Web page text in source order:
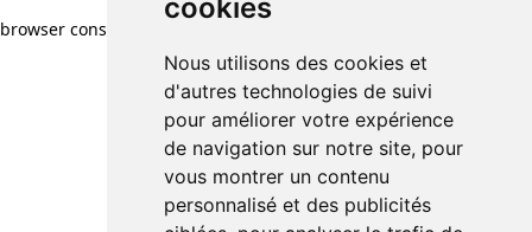
cookies
Nous utilisons des cookies et
d'autres technologies de suivi
pour améliorer votre expérience
de navigation sur notre site, pour
vous montrer un contenu
personnalisé et des publicités
cookies
Nous utilisons des cookies et
d'autres technologies de suivi
pour améliorer votre expérience
de navigation sur notre site, pour
vous montrer un contenu
personnalisé et des publicités
browser console for more information)